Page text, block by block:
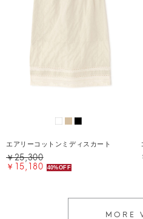
エアリーコットンミディスカート
￥25,300
￥15,180 40%OFF
MORE